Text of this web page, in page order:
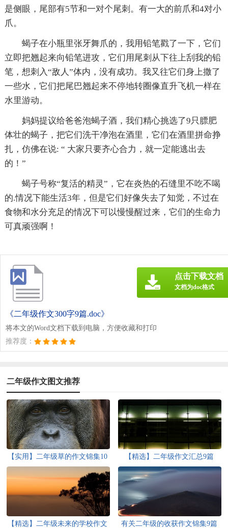
是侧眼，尾部有5节和一对个尾刺。有一大的前爪和4对小
爪。
蝎子在小瓶里张牙舞爪的，我用铅笔戳了一下，它们
立即把翘起来向铅笔进攻，它们用尾刺从下往上刮我的铅
笔，想刺入“敌人”体内，没有成功。我又往它们身上撒了
一些水，它们把尾巴翘起来不停地转圈像直升飞机一样在
水里游动。
妈妈提议给爸爸泡蝎子酒，我们精心挑选了9只膘肥
体壮的蝎子，把它们洗干净泡在酒里，它们在酒里拼命挣
扎，仿佛在说: “ 大家只要齐心合力，就一定能逃出去
的！”
蝎子号称“复活的精灵”，它在炎热的石缝里不吃不喝
的.情况下能生活3年，但是它们好像失去了知觉，不过在
食物和水分充足的情况下可以慢慢醒过来，它们的生命力
可真顽强啊！
《二年级作文300字9篇.doc》
将本文的Word文档下载到电脑，方便收藏和打印
推荐度：
点击下载文档
文档为doc格式
二年级作文图文推荐
【实用】二年级草的作文锦集10
【精选】二年级作文汇总9篇
【精选】二年级未来的学校作文 有关二年级的收获作文锦集9篇